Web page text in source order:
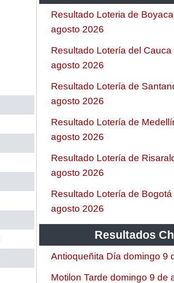
Resultado Loteria de
agosto 2026
Resultado Lotería del
agosto 2026
Resultado Lotería de
agosto 2026
Resultado Lotería de
agosto 2026
Resultado Lotería de
agosto 2026
Resultado Lotería de
agosto 2026
Resultados
Antioqueñita Día domingo 9
Motilon Tarde domingo 9 de